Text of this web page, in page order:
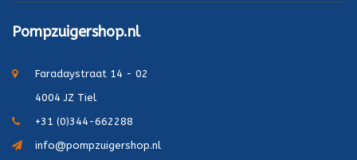
Pompzuigershop.nl
Faradaystraat 14 - 02
4004 JZ Tiel
+31 (0)344-662288
info@pompzuigershop.nl